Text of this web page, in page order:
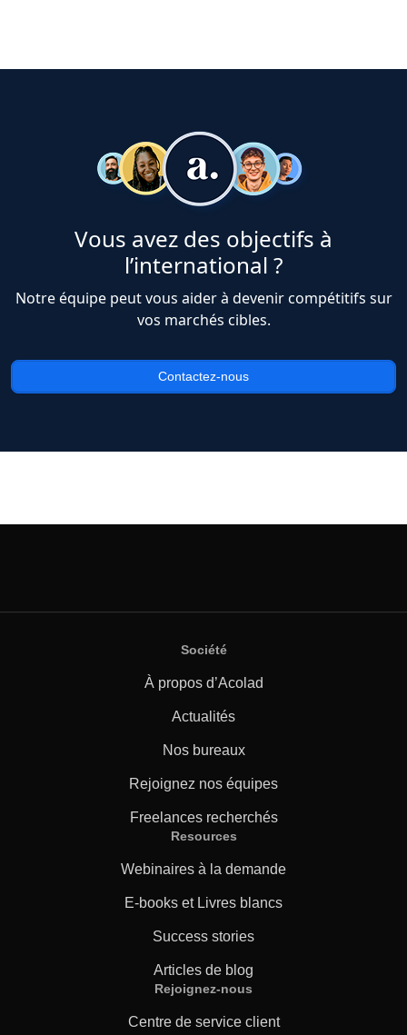
Vous avez des objectifs à
l’international ?
Notre équipe peut vous aider à devenir compétitifs sur
vos marchés cibles.
Contactez-nous
Société
À propos d’Acolad
Actualités
Nos bureaux
Rejoignez nos équipes
Freelances recherchés
Resources
Webinaires à la demande
E-books et Livres blancs
Success stories
Articles de blog
Rejoignez-nous
Centre de service client